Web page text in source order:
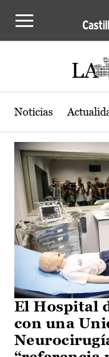
Actualidad de
Noticias
El Hospital
con una